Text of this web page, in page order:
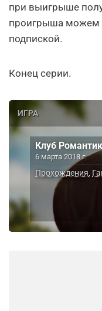
при выигрыше
проигрыша можем
подпиской.
Конец серии.
ИГРА
Клуб
6 марта 2018 г.
Прохождения,